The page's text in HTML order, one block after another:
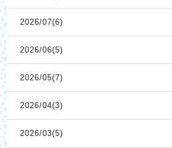
2026/07(6)
2026/06(5)
2026/05(7)
2026/04(3)
2026/03(5)